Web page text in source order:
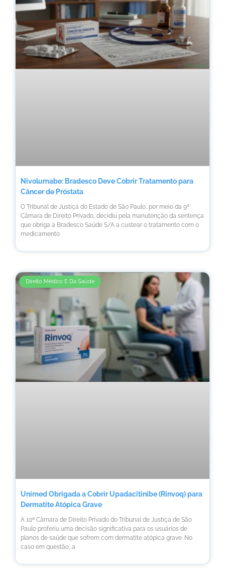
Nivolumabe: Bradesco Deve Cobrir Tratamento para
Câncer de Próstata
O Tribunal de Justiça do Estado de São Paulo, por meio da 9ª
Câmara de Direito Privado, decidiu pela manutenção da sentença
que obriga a Bradesco Saúde S/A a custear o tratamento com o
medicamento
Direito Médico E Da Saúde
Unimed Obrigada a Cobrir Upadacitinibe (Rinvoq) para
Dermatite Atópica Grave
A 10ª Câmara de Direito Privado do Tribunal de Justiça de São
Paulo proferiu uma decisão significativa para os usuários de
planos de saúde que sofrem com dermatite atópica grave. No
caso em questão, a